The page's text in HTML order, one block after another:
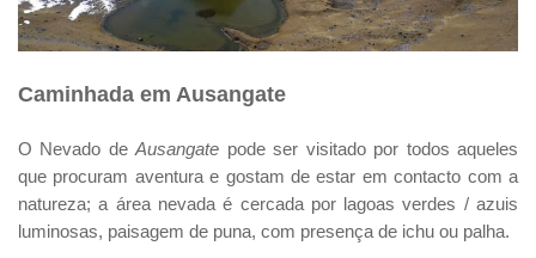
Caminhada em Ausangate
O Nevado deAusangate pode ser visitado por todos aqueles
que procuram aventura e gostam de estar em contacto com a
natureza; a área nevada é cercada por lagoas verdes / azuis
luminosas, paisagem de puna, com presença de ichu ou palha.